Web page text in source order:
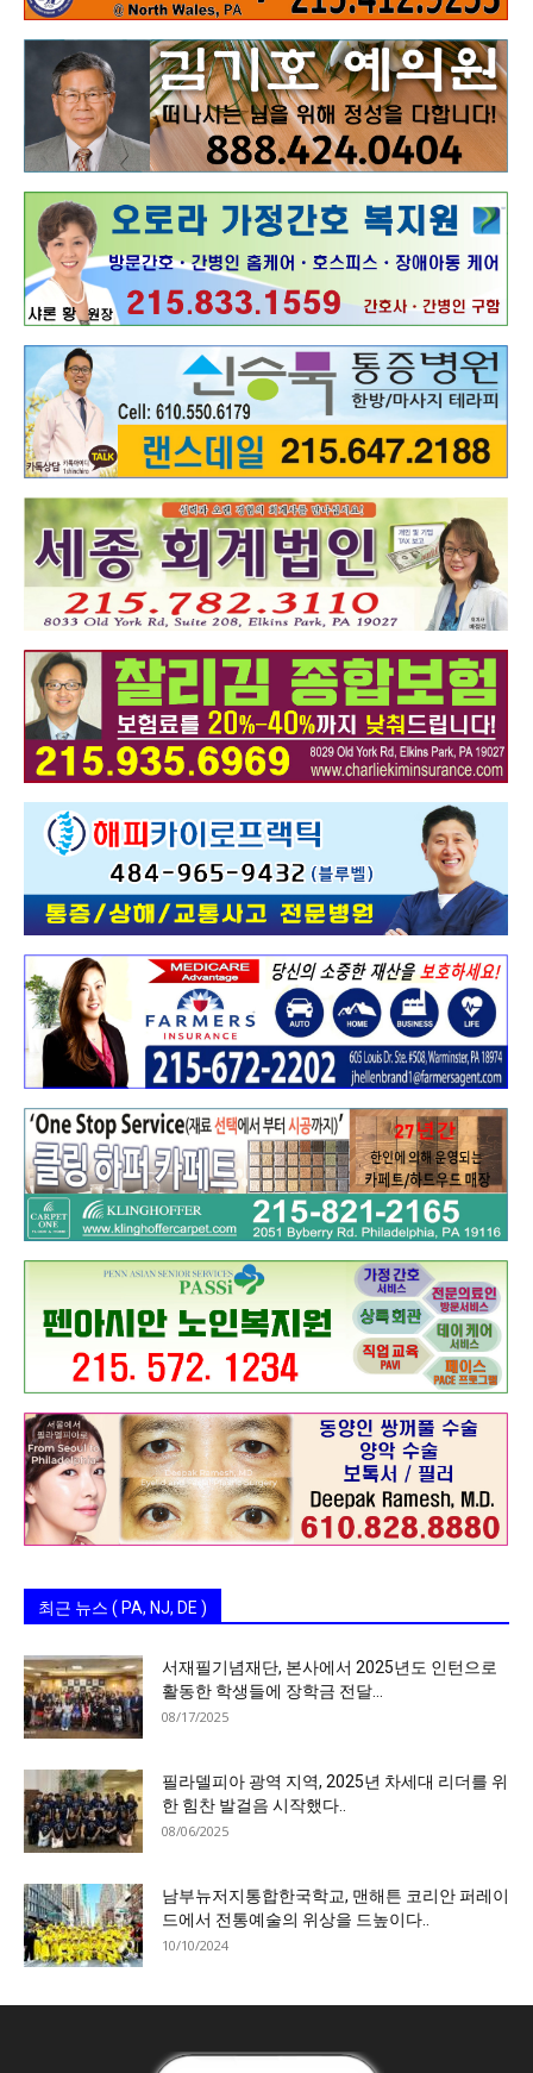
최근 뉴스 ( PA, NJ, DE )
서재필기념재단, 본사에서 2025년도 인턴으로
활동한 학생들에 장학금 전달…
08/17/2025
필라델피아 광역 지역, 2025년 차세대 리더를 위
한 힘찬 발걸음 시작했다..
08/06/2025
남부뉴저지통합한국학교, 맨해튼 코리안 퍼레이
드에서 전통예술의 위상을 드높이다..
10/10/2024